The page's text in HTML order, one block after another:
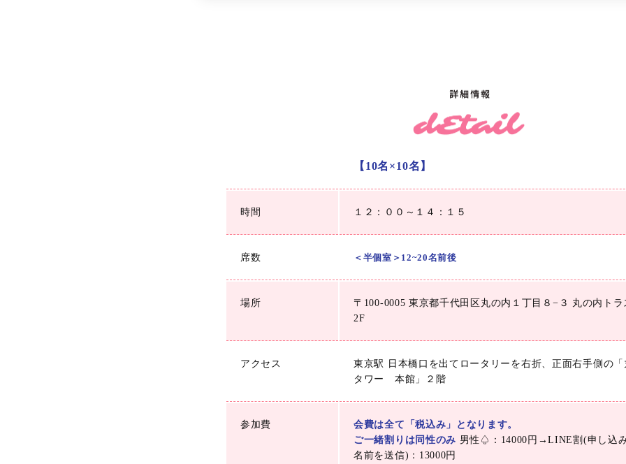
【10名×10名】
時間 １２：００～１４：１５
席数 ＜半個室＞12~20名前後
場所
〒100-0005 東京都千代田区丸の内１丁目８−３ 丸の内ト
2F
アクセス
東京駅 日本橋口を出てロータリーを右折、正面右手側の
タワー 本館」２階
参加費
会費は全て「税込み」となります。
ご一緒割りは同性のみ 男性♤：14000円→LINE割(申し込
名前を送信)：13000円